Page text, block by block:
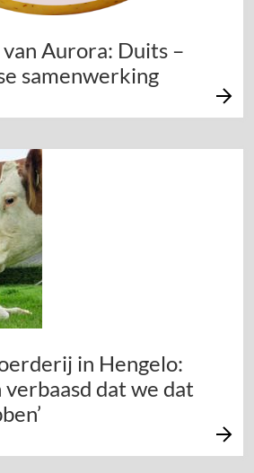
Aurora: Duits –
samenwerking
in Hengelo:
verbaasd dat we dat